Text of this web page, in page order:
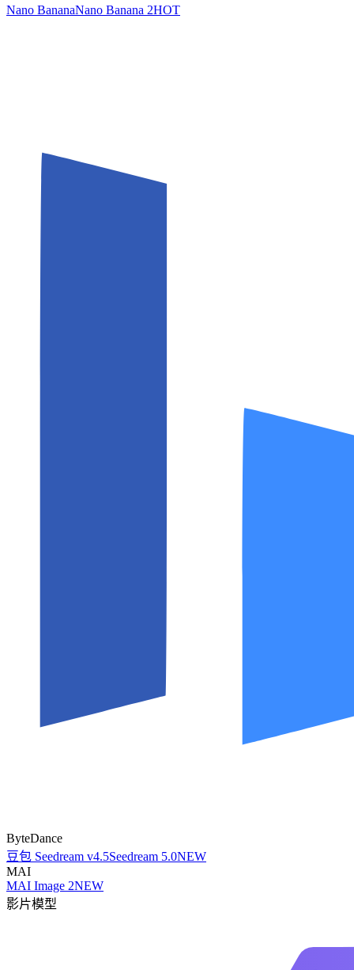
Nano BananaNano Banana 2HOT
ByteDance
豆包 Seedream v4.5Seedream 5.0NEW
MAI
MAI Image 2NEW
影片模型